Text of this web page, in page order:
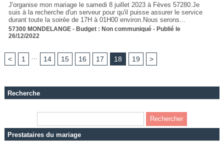
J'organise mon mariage le samedi 8 juillet 2023 à Fèves 57280.Je
suis à la recherche d'un serveur pour qu'il puisse assurer le service
durant toute la soirée de 17H à 01H00 environ.Nous serons...
57300 MONDELANGE - Budget : Non communiqué - Publié le
26/12/2022
< 1 ... 14 15 16 17 18 19 >
Recherche
Prestataires du mariage